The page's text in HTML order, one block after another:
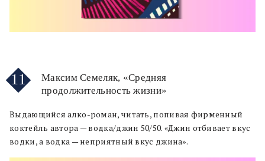
11
Максим Семеляк, «Средняя
продолжительность жизни»
Выдающийся алко-роман, читать, попивая фирменный
коктейль автора — водка/джин 50/50. «Джин отбивает вкус
водки, а водка — неприятный вкус джина».